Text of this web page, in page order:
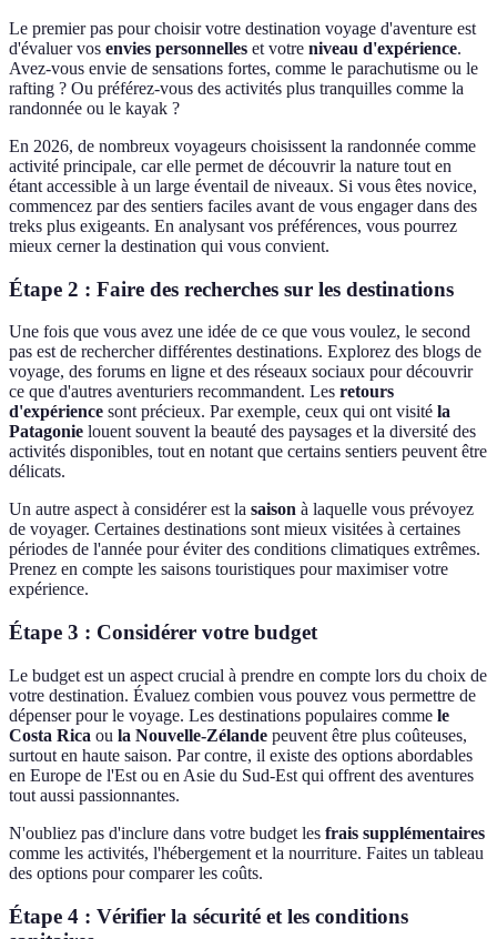
Le premier pas pour choisir votre destination voyage d'aventure est
d'évaluer vos envies personnelles et votre niveau d'expérience.
Avez-vous envie de sensations fortes, comme le parachutisme ou le
rafting ? Ou préférez-vous des activités plus tranquilles comme la
randonnée ou le kayak ?
En 2026, de nombreux voyageurs choisissent la randonnée comme
activité principale, car elle permet de découvrir la nature tout en
étant accessible à un large éventail de niveaux. Si vous êtes novice,
commencez par des sentiers faciles avant de vous engager dans des
treks plus exigeants. En analysant vos préférences, vous pourrez
mieux cerner la destination qui vous convient.
Étape 2 : Faire des recherches sur les destinations
Une fois que vous avez une idée de ce que vous voulez, le second
pas est de rechercher différentes destinations. Explorez des blogs de
voyage, des forums en ligne et des réseaux sociaux pour découvrir
ce que d'autres aventuriers recommandent. Les retours
d'expérience sont précieux. Par exemple, ceux qui ont visité la
Patagonie louent souvent la beauté des paysages et la diversité des
activités disponibles, tout en notant que certains sentiers peuvent être
délicats.
Un autre aspect à considérer est la saison à laquelle vous prévoyez
de voyager. Certaines destinations sont mieux visitées à certaines
périodes de l'année pour éviter des conditions climatiques extrêmes.
Prenez en compte les saisons touristiques pour maximiser votre
expérience.
Étape 3 : Considérer votre budget
Le budget est un aspect crucial à prendre en compte lors du choix de
votre destination. Évaluez combien vous pouvez vous permettre de
dépenser pour le voyage. Les destinations populaires comme le
Costa Rica ou la Nouvelle-Zélande peuvent être plus coûteuses,
surtout en haute saison. Par contre, il existe des options abordables
en Europe de l'Est ou en Asie du Sud-Est qui offrent des aventures
tout aussi passionnantes.
N'oubliez pas d'inclure dans votre budget les frais supplémentaires
comme les activités, l'hébergement et la nourriture. Faites un tableau
des options pour comparer les coûts.
Étape 4 : Vérifier la sécurité et les conditions